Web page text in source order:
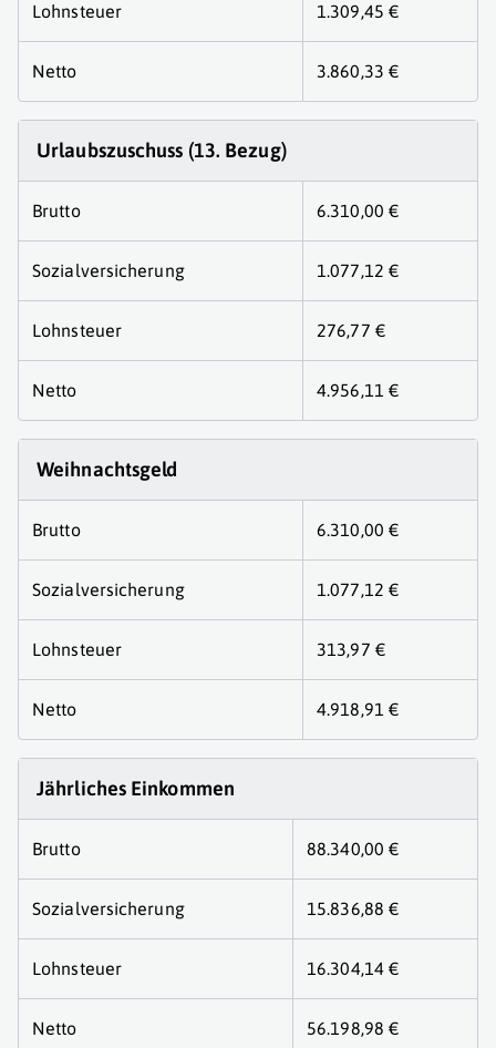
Lohnsteuer 1.309,45 €
Netto 3.860,33 €
Urlaubszuschuss (13. Bezug)
Brutto 6.310,00 €
Sozialversicherung 1.077,12 €
Lohnsteuer 276,77 €
Netto 4.956,11 €
Weihnachtsgeld
Brutto 6.310,00 €
Sozialversicherung 1.077,12 €
Lohnsteuer 313,97 €
Netto 4.918,91 €
Jährliches Einkommen
Brutto 88.340,00 €
Sozialversicherung 15.836,88 €
Lohnsteuer 16.304,14 €
Netto 56.198,98 €